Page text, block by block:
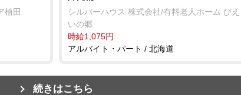
植田
シルバーハウス 株式会社/有料老人ホーム びえ
いの郷
時給1,075円
アルバイト・パート / 北海道
続きはこちら